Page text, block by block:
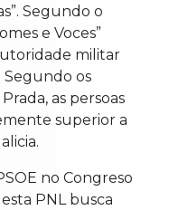
Segundo o
e Voces”
militar
Segundo os
as persoas
superior a
no Congreso
PNL busca